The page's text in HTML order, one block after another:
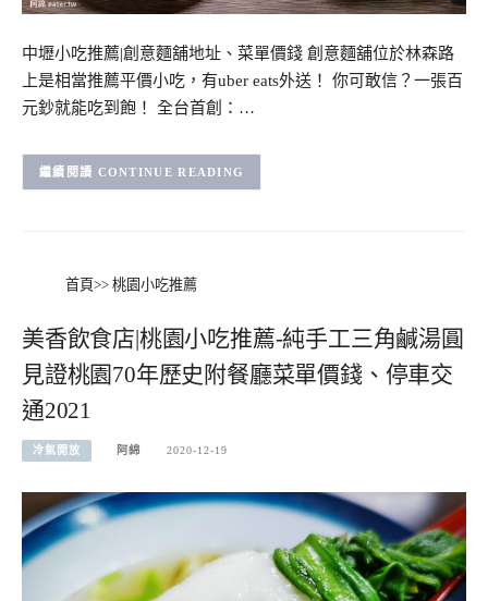
中壢小吃推薦|創意麵舖地址、菜單價錢 創意麵舖位於林森路
上是相當推薦平價小吃，有uber eats外送！ 你可敢信？一張百
元鈔就能吃到飽！ 全台首創：…
CONTINUE READING
首頁>> 桃園小吃推薦
美香飲食店|桃園小吃推薦-純手工三角鹹湯圓
見證桃園70年歷史附餐廳菜單價錢、停車交
通2021
冷氣開放 阿綿 2020-12-19